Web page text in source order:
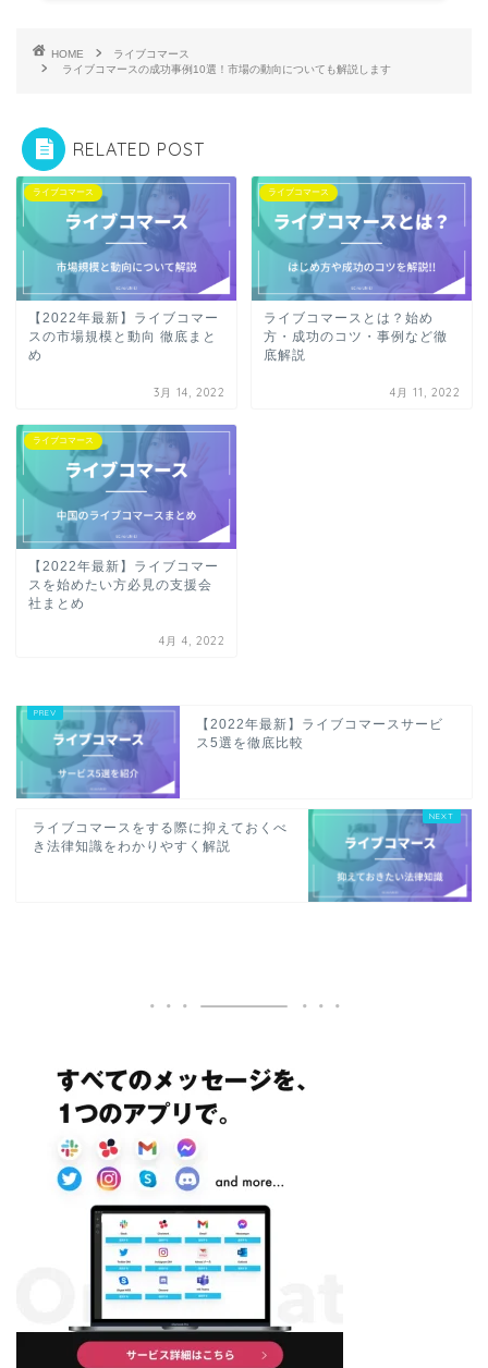
HOME
ライブコマース
ライブコマースの成功事例10選！市場の動向についても解説します
RELATED POST
ライブコマース
【2022年最新】ライブコマー
スの市場規模と動向 徹底まと
め
3月 14, 2022
ライブコマース
ライブコマースとは？始め
方・成功のコツ・事例など徹
底解説
4月 11, 2022
ライブコマース
【2022年最新】ライブコマー
スを始めたい方必見の支援会
社まとめ
4月 4, 2022
【2022年最新】ライブコマースサービ
ス5選を徹底比較
ライブコマースをする際に抑えておくべ
き法律知識をわかりやすく解説